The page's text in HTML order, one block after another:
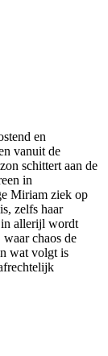
en
vanuit de
schittert aan de
in
Miriam ziek op
zelfs haar
in allerijl wordt
chaos de
wat volgt is